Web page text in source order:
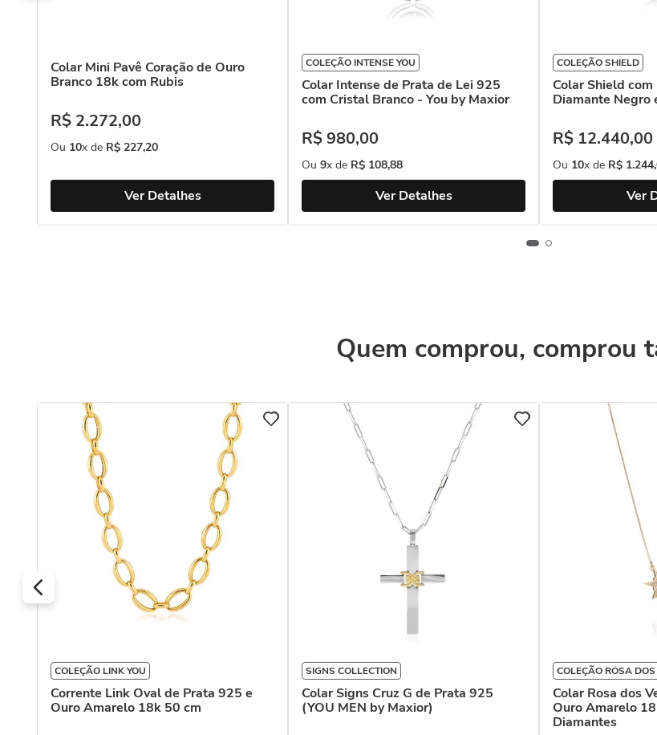
Colar Mini Pavê Coração de Ouro
Branco 18k com Rubis
R$ 2.272,00
Ou 10x de R$ 227,20
Ver Detalhes
COLEÇÃO INTENSE YOU
Colar Intense de Prata de Lei 925
com Cristal Branco - You by Maxior
R$980,00
Ou 9x de R$ 108,88
Ver Detalhes
COLEÇÃO SHIELD
Colar Shield
Diamante Negro
R$ 12.440,00
Ou 10x de R$ 1.244,
Ver
Quem comprou, comprou
COLEÇÃO LINK YOU
Corrente Link Oval de Prata 925 e
Ouro Amarelo 18k 50 cm
SIGNS COLLECTION
Colar Signs Cruz G de Prata 925
(YOU MEN by Maxior)
COLEÇÃO ROSA
Colar Rosa dos
Ouro Amarelo
Diamantes